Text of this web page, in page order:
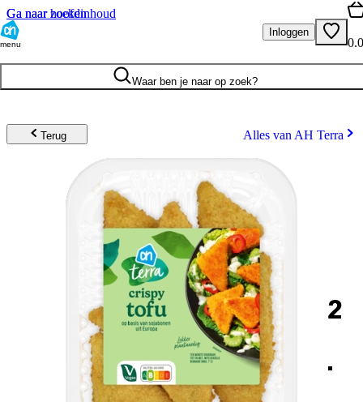
Ga naar hoofdinhoud
Ga naar zoeken
menu
Inloggen
Waar ben je naar op zoek?
Terug Alles van AH Terra
2
.